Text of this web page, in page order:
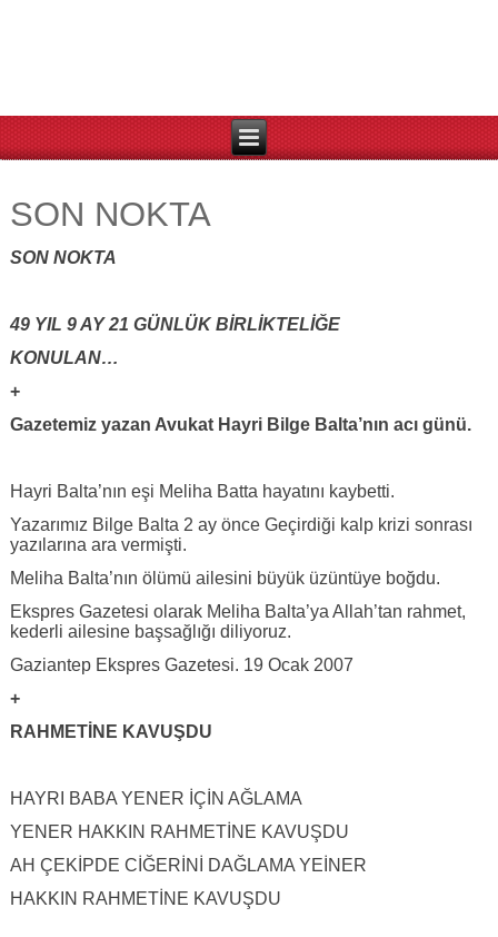
SON NOKTA
SON NOKTA
49 YIL 9 AY 21 GÜNLÜK BİRLİKTELİĞE
KONULAN…
+
Gazetemiz yazan Avukat Hayri Bilge Balta’nın acı günü.
Hayri Balta’nın eşi Meliha Batta hayatını kaybetti.
Yazarımız Bilge Balta 2 ay önce Geçirdiği kalp krizi sonrası
yazılarına ara vermişti.
Meliha Balta’nın ölümü ailesini büyük üzüntüye boğdu.
Ekspres Gazetesi olarak Meliha Balta’ya Allah’tan rahmet,
kederli ailesine başsağlığı diliyoruz.
Gaziantep Ekspres Gazetesi. 19 Ocak 2007
+
RAHMETİNE KAVUŞDU
HAYRI BABA YENER İÇİN AĞLAMA
YENER HAKKIN RAHMETİNE KAVUŞDU
AH ÇEKİPDE CİĞERİNİ DAĞLAMA YEİNER
HAKKIN RAHMETİNE KAVUŞDU